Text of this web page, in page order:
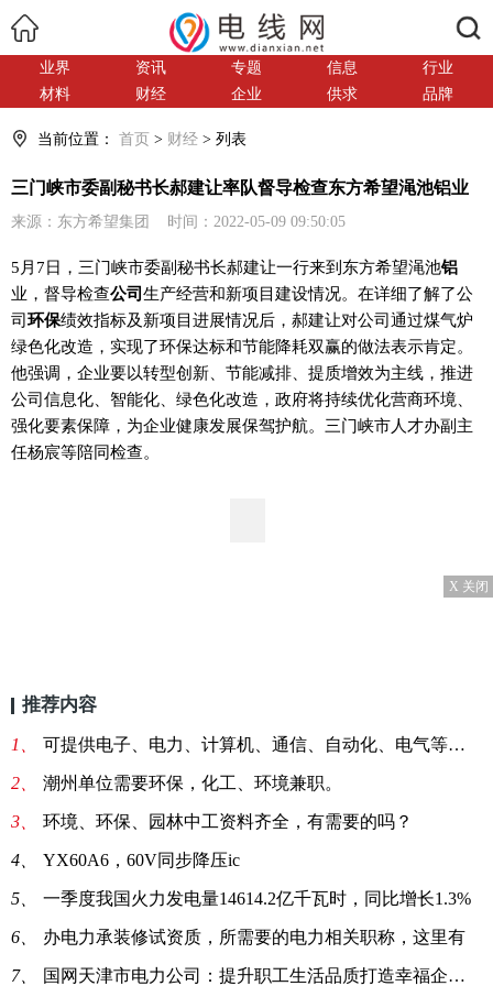
业界 资讯 专题 信息
行业
材料
财经 企业 供求 品牌
当前位置： 首页 > 财经 > 列表
三门峡市委副秘书长郝建让率队督导检查东方希望渑池铝业
来源：东方希望集团 时间：2022-05-09 09:50:05
5月7日，三门峡市委副秘书长郝建让一行来到东方希望渑池铝
业，督导检查公司生产经营和新项目建设情况。在详细了解了公
司环保绩效指标及新项目进展情况后，郝建让对公司通过煤气炉
绿色化改造，实现了环保达标和节能降耗双赢的做法表示肯定。
他强调，企业要以转型创新、节能减排、提质增效为主线，推进
公司信息化、智能化、绿色化改造，政府将持续优化营商环境、
强化要素保障，为企业健康发展保驾护航。三门峡市人才办副主
任杨宸等陪同检查。
X 关闭
推荐内容
1、 可提供电子、电力、计算机、通信、自动化、电气等职称
2、 潮州单位需要环保，化工、环境兼职。
3、 环境、环保、园林中工资料齐全，有需要的吗？
4、 YX60A6，60V同步降压ic
5、 一季度我国火力发电量14614.2亿千瓦时，同比增长1.3%
6、 办电力承装修试资质，所需要的电力相关职称，这里有
7、 国网天津市电力公司：提升职工生活品质打造幸福企业样板